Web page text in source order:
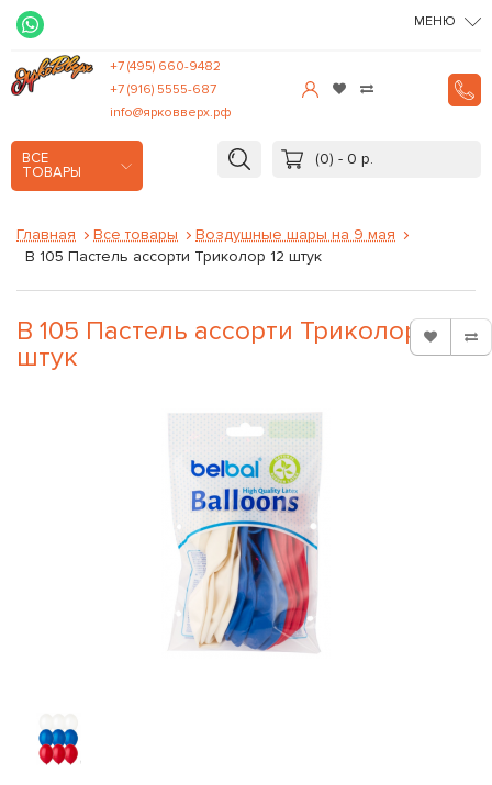
МЕНЮ
+7 (495) 660-9482
+7 (916) 5555-687
info@ярковверх.рф
ВСЕ
ТОВАРЫ
(0) - 0 р.
Главная Все товары
Воздушные шары на 9 мая
В 105 Пастель ассорти Триколор 12 штук
В 105 Пастель ассорти Триколор 12
штук